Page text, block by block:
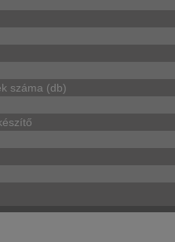
száma (db)